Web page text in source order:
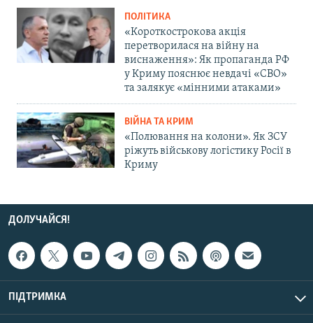
ПОЛІТИКА
«Короткострокова акція
перетворилася на війну на
виснаження»: Як пропаганда РФ
у Криму пояснює невдачі «СВО»
та залякує «мінними атаками»
ВІЙНА ТА КРИМ
«Полювання на колони». Як ЗСУ
ріжуть військову логістику Росії в
Криму
ДОЛУЧАЙСЯ!
ПІДТРИМКА